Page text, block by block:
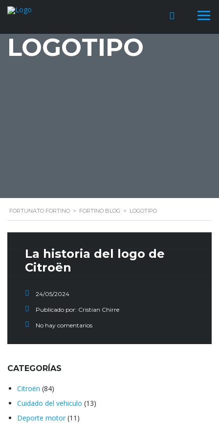
LOGOTIPO
FORTUNATO FORTINO > FORTINO BLOG > LOGOTIPO
La historia del logo de
Citroën
24/05/2024
Publicado por: Cristian Chirre
No hay comentarios
CATEGORÍAS
Citroën (84)
Cuidado del vehiculo (13)
Deporte motor(11)